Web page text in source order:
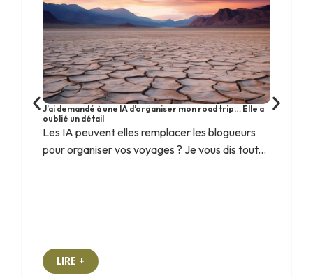
J’ai demandé à une IA d’organiser mon road trip… Elle a
oublié un détail
Les IA peuvent elles remplacer les blogueurs
pour organiser vos voyages ? Je vous dis tout...
LIRE +